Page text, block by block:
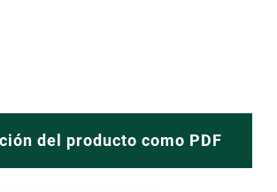
del producto como PDF